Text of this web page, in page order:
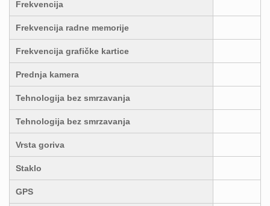
Frekvencija
Frekvencija radne memorije
Frekvencija grafičke kartice
Prednja kamera
Tehnologija bez smrzavanja
Tehnologija bez smrzavanja
Vrsta goriva
Staklo
GPS